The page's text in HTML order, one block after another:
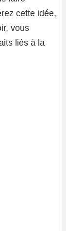
cette idée,
vous
liés à la